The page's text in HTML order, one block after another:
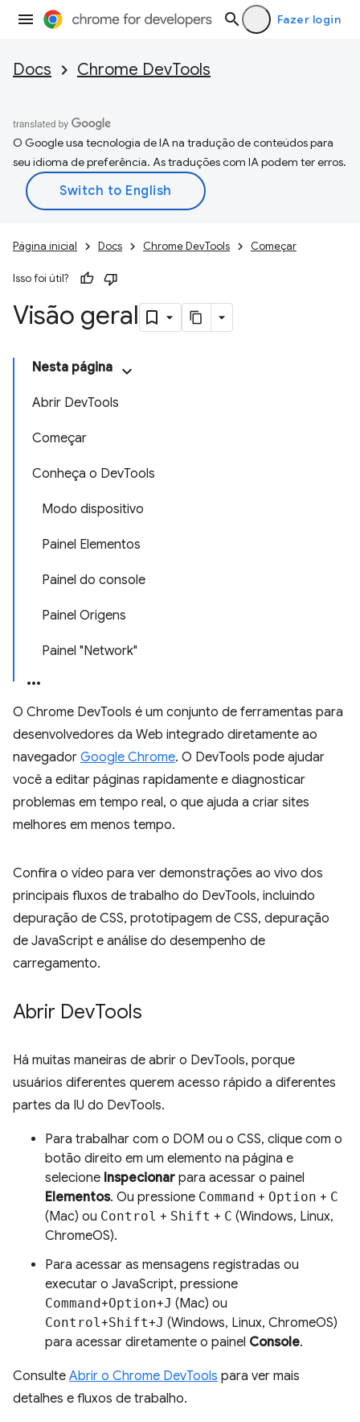
Fazer login
Docs Chrome DevTools
O Google usa tecnologia de IA na tradução de conteúdos para
seu idioma de preferência. As traduções com IA podem ter erros.
Página inicial Docs Chrome DevTools Começar
Isso foi útil?
Visão geral
Nesta página
Abrir DevTools
Começar
Conheça o DevTools
Modo dispositivo
Painel Elementos
Painel do console
Painel Origens
Painel "Network"
O Chrome DevTools é um conjunto de ferramentas para
desenvolvedores da Web integrado diretamente ao
navegador Google Chrome. O DevTools pode ajudar
você a editar páginas rapidamente e diagnosticar
problemas em tempo real, o que ajuda a criar sites
melhores em menos tempo.
Confira o vídeo para ver demonstrações ao vivo dos
principais fluxos de trabalho do DevTools, incluindo
depuração de CSS, prototipagem de CSS, depuração
de JavaScript e análise do desempenho de
carregamento.
Abrir DevTools
Há muitas maneiras de abrir o DevTools, porque
usuários diferentes querem acesso rápido a diferentes
partes da IU do DevTools.
Para trabalhar com o DOM ou o CSS, clique com o
botão direito em um elemento na página e
selecione Inspecionar para acessar o painel
Elementos. Ou pressione Command + Option + C
(Mac) ou Control + Shift + C (Windows, Linux,
ChromeOS).
Para acessar as mensagens registradas ou
executar o JavaScript, pressione
Command+Option+J (Mac) ou
Control+Shift+J (Windows, Linux, ChromeOS)
para acessar diretamente o painel Console.
Consulte Abrir o Chrome DevTools para ver mais
detalhes e fluxos de trabalho.